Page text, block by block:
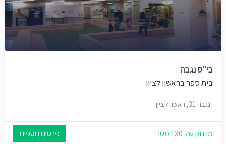
בי"ס נגבה
בית ספר בראשון לציון
נגבה 31, ראשון לציון
מרחק של 130 מטר פרטים נוספים